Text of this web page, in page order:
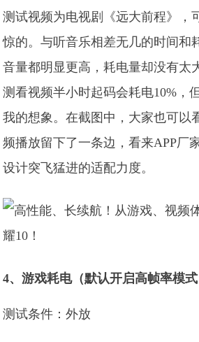
测试视频为电视剧《远大前程》，
惊的。与听音乐相差无几的时间和
音量都明显更高，耗电量却没有太
测看视频半小时起码会耗电10%，
我的想象。在截图中，大家也可以
频播放留下了一条边，看来APP厂
设计突飞猛进的适配力度。
4、游戏耗电（默认开启高帧率模式
测试条件：外放